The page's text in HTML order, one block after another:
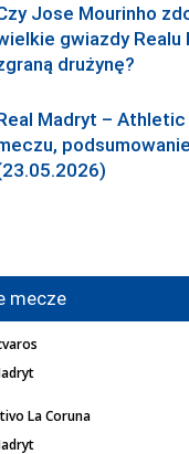
Jose Mourinho
gwiazdy Realu
drużynę?
Madryt –
mecze
La Coruna